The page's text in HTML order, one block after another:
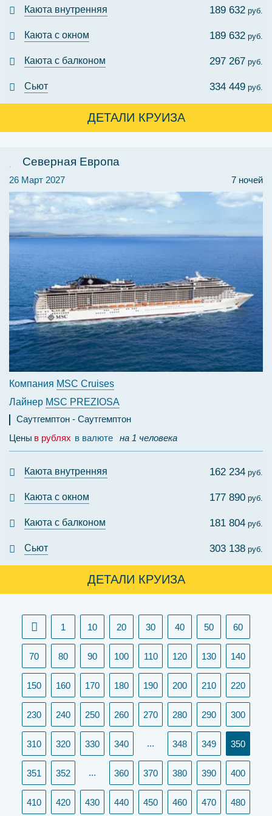
Каюта внутренняя 189 632 руб.
Каюта с окном 189 632 руб.
Каюта с балконом 297 267 руб.
Сьют 334 449 руб.
ДЕТАЛИ КРУИЗА
Северная Европа
7 ночей
26 Март 2027
Компания MSC Cruises
Лайнер MSC PREZIOSA
Саутгемптон
Саутгемптон
Цены в рублях в валюте на 1 человека
Каюта внутренняя 162 234 руб.
Каюта с окном 177 890 руб.
Каюта с балконом 181 804 руб.
Сьют 303 138 руб.
ДЕТАЛИ КРУИЗА
1 10 20 30 40 50 60
70 80 90 100 110 120 130 140
150 160 170 180 190 200 210 220
230 240 250 260 270 280 290 300
310 320 330 340 ... 348 349 350
351 352 ... 360 370 380 390 400
410 420 430 440 450 460 470 480